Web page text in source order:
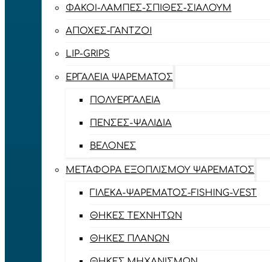
ΦΑΚΟΊ-ΛΆΜΠΕΣ-ΣΠΊΘΕΣ-ΣΊΑΛΟΥΜ
ΑΠΌΧΕΣ-ΓΆΝΤΖΟΙ
LIP-GRIPS
EΡΓΑΛΕΊΑ ΨΑΡΈΜΑΤΟΣ
ΠΟΛΥΕΡΓΑΛΕΊΑ
ΠΈΝΣΕΣ-ΨΑΛΊΔΙΑ
ΒΕΛΌΝΕΣ
ΜΕΤΑΦΟΡΆ ΕΞΟΠΛΙΣΜΟΎ ΨΑΡΈΜΑΤΟΣ
ΓΙΛΈΚΑ-ΨΑΡΈΜΑΤΟΣ-FISHING-VEST
ΘΉΚΕΣ ΤΕΧΝΗΤΏΝ
ΘΉΚΕΣ ΠΛΆΝΩΝ